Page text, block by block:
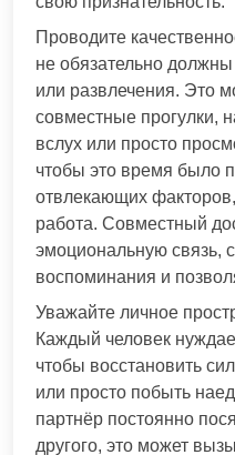
Проводите
не обязательно
или развлечения. Это
совместные прогулки,
вслух или просто
чтобы это время было
отвлекающих
работа. Совместный
эмоциональную связь,
воспоминания и
Уважайте личное
Каждый человек
чтобы восстановить
или просто побыть
партнёр постоянно
другого, это может